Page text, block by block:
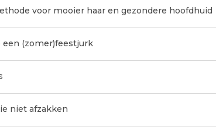
voor mooier haar en gezondere hoofdhuid
een (zomer)feestjurk
niet afzakken